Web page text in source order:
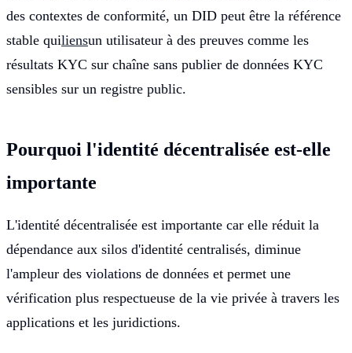
des contextes de conformité, un DID peut être la référence
stable quiliensun utilisateur à des preuves comme les
résultats KYC sur chaîne sans publier de données KYC
sensibles sur un registre public.
Pourquoi l'identité décentralisée est-elle
importante
L'identité décentralisée est importante car elle réduit la
dépendance aux silos d'identité centralisés, diminue
l'ampleur des violations de données et permet une
vérification plus respectueuse de la vie privée à travers les
applications et les juridictions.